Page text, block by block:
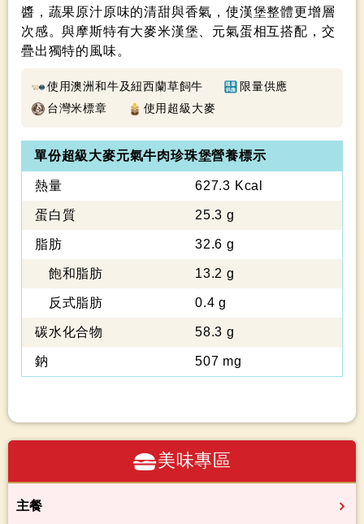
醬，蔬果原汁原味的清甜與香氣，使漢堡整體更增層
次感。與摩斯特有大麥米漢堡、元氣蛋相互搭配，交
疊出獨特的風味。
使用澳洲和牛及紐西蘭草飼牛
限量供應
台灣米標章
使用超級大麥
單份超級大麥元氣牛肉珍珠堡營養標示
熱量 627.3 Kcal
蛋白質 25.3 g
脂肪 32.6 g
飽和脂肪 13.2 g
反式脂肪 0.4 g
碳水化合物 58.3 g
鈉 507 mg
美味專區
主餐